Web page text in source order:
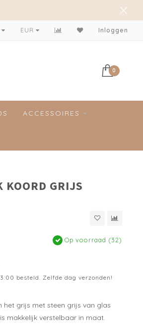
betalen mogelijk!
EUR Inloggen
0
ACCESSOIRES
KOORD GRIJS
Op voorraad (32)
besteld. Zelfde dag verzonden!
grijs met steen grijs van glas
makkelijk verstelbaar in maat.